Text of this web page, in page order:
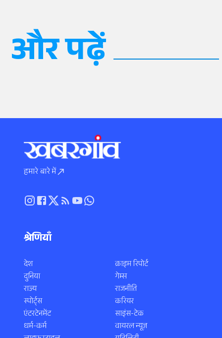
और पढ़ें
हमारे बारे में
श्रेणियाँ
देश
दुनिया
राज्य
स्पोर्ट्स
एंटरटेनमेंट
धर्म-कर्म
क्राइम रिपोर्ट
गेम्स
राजनीति
करियर
साइंस-टेक
वायरल न्यूज़